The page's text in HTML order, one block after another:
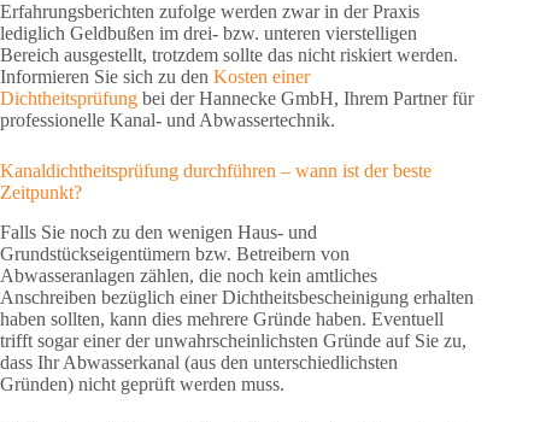
Erfahrungsberichten zufolge werden zwar in der Praxis
lediglich Geldbußen im drei- bzw. unteren vierstelligen
Bereich ausgestellt, trotzdem sollte das nicht riskiert werden.
Informieren Sie sich zu den Kosten einer
Dichtheitsprüfung bei der Hannecke GmbH, Ihrem Partner für
professionelle Kanal- und Abwassertechnik.
Kanaldichtheitsprüfung durchführen – wann ist der beste
Zeitpunkt?
Falls Sie noch zu den wenigen Haus- und
Grundstückseigentümern bzw. Betreibern von
Abwasseranlagen zählen, die noch kein amtliches
Anschreiben bezüglich einer Dichtheitsbescheinigung erhalten
haben sollten, kann dies mehrere Gründe haben. Eventuell
trifft sogar einer der unwahrscheinlichsten Gründe auf Sie zu,
dass Ihr Abwasserkanal (aus den unterschiedlichsten
Gründen) nicht geprüft werden muss.